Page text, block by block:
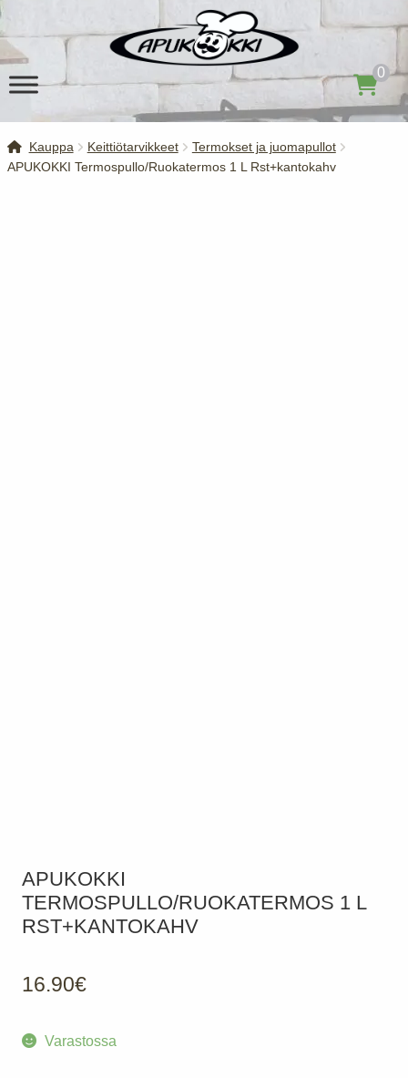
navigointiin
sisältöön
0
Kauppa Keittiötarvikkeet
Termokset ja juomapullot
APUKOKKI Termospullo/Ruokatermos 1 L Rst+kantokahv
APUKOKKI
TERMOSPULLO/RUOKATERMOS 1 L
RST+KANTOKAHV
16.90€
Varastossa